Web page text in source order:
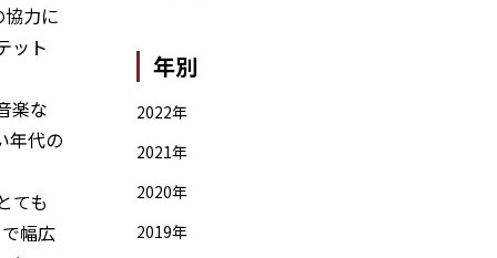
力に
ット
楽な
年代の
ても
幅広
年別
2022年
2021年
2020年
2019年